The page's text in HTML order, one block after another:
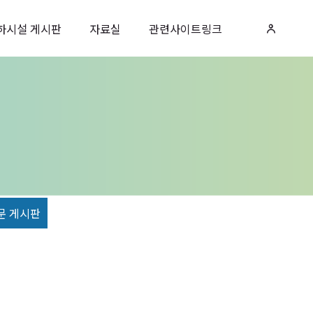
시설 게시판 자료실 관련사이트링크
게시판